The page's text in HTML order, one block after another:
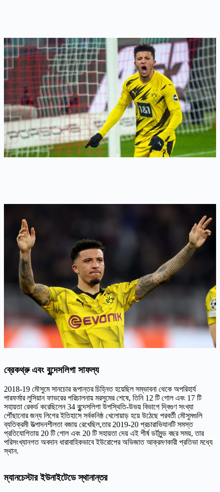
ব্রেকথ্রু এবং বুন্দেসলিগা সাফল্য
2018-19 মৌসুমে সানচোর রূপান্তর চিহ্নিত হয়েছিল সম্ভাবনা থেকে অপরিহার্য
পারফর্মার লুসিয়ান ফাভরের পরিচালনায় মরসুমের শেষে, তিনি 12 টি গোল এবং 17 টি
সহায়তা রেকর্ড করেছিলেন 34 বুন্দেসলিগা উপস্থিতি-উভয় বিভাগে দ্বিগুণ সংখ্যা
পৌঁছানোর জন্য লিগের ইতিহাসে সর্বকনিষ্ঠ খেলোয়াড় হয়ে উঠেছে পরবর্তী মৌসুমগুলি
ব্যতিক্রমী উত্পাদনশীলতা বজায় রেখেছিল,তার 2019-20 প্রচারাভিযানটি সমস্ত
প্রতিযোগিতায় 20 টি গোল এবং 20 টি সহায়তা দেয় এই শীর্ষ ডর্টমুন্ড বছর সময়, তার
পরিসংখ্যানগত অবদান ধারাবাহিকভাবে ইউরোপের অভিজাত আক্রমণকারী প্রতিভা মধ্যে
স্থান.
ম্যানচেস্টার ইউনাইটেডে স্থানান্তর